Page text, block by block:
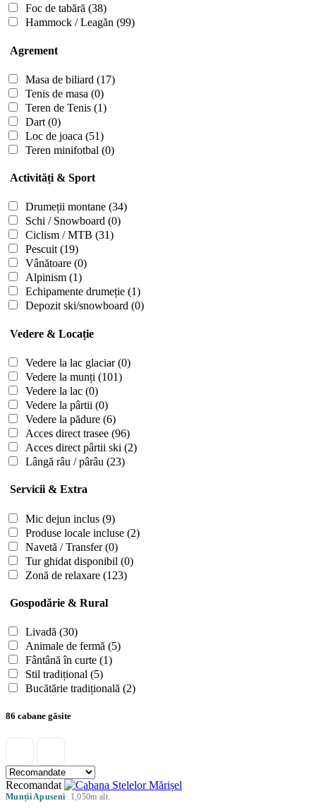
Foc de tabără (38)
Hammock / Leagăn (99)
Agrement
Masa de biliard (17)
Tenis de masa (0)
Teren de Tenis (1)
Dart (0)
Loc de joaca (51)
Teren minifotbal (0)
Activități & Sport
Drumeții montane (34)
Schi / Snowboard (0)
Ciclism / MTB (31)
Pescuit(19)
Vânătoare (0)
Alpinism (1)
Echipamente drumeție (1)
Depozit ski/snowboard (0)
Vedere & Locație
Vedere la lac glaciar(0)
Vedere la munți (101)
Vedere la lac (0)
Vedere la pârtii (0)
Vedere la pădure (6)
Acces direct trasee (96)
Acces direct pârtii ski (2)
Lângă râu / pârâu (23)
Servicii & Extra
Mic dejun inclus (9)
Produse locale incluse (2)
Navetă / Transfer(0)
Tur ghidat disponibil (0)
Zonă de relaxare (123)
Gospodărie & Rural
Livadă (30)
Animale de fermă (5)
Fântână în curte (1)
Stil tradițional (5)
Bucătărie tradițională (2)
86 cabane găsite
Recomandat
Munții Apuseni· 1,050m alt.